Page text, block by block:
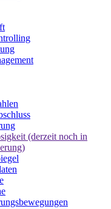
(derzeit noch in